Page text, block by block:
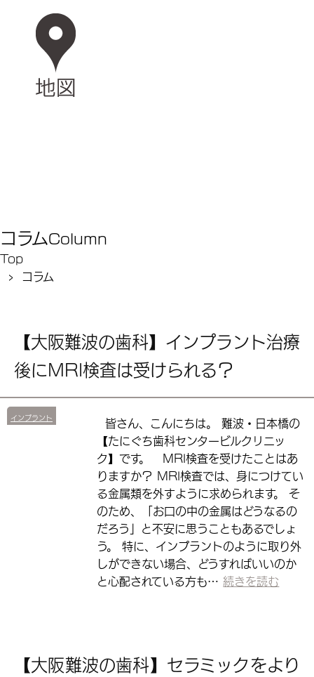
コラムColumn
Top
› コラム
【大阪難波の歯科】インプラント治療
後にMRI検査は受けられる？
インプラント
皆さん、こんにちは。 難波・日本橋の
【たにぐち歯科センタービルクリニッ
ク】です。 MRI検査を受けたことはあ
りますか？ MRI検査では、身につけてい
る金属類を外すように求められます。 そ
のため、「お口の中の金属はどうなるの
だろう」と不安に思うこともあるでしょ
う。 特に、インプラントのように取り外
しができない場合、どうすればいいのか
と心配されている方も…続きを読む
【大阪難波の歯科】セラミックをより